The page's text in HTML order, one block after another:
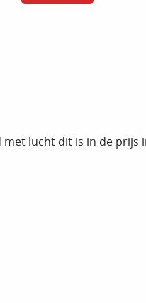
lucht dit is in de prijs